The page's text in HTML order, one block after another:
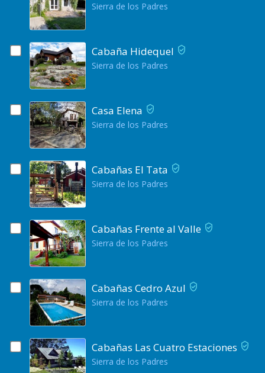
Sierra de los Padres
Cabaña Hidequel
Sierra de los Padres
Casa Elena
Sierra de los Padres
Cabañas El Tata
Sierra de los Padres
Cabañas Frente al Valle
Sierra de los Padres
Cabañas Cedro Azul
Sierra de los Padres
Cabañas Las Cuatro Estaciones
Sierra de los Padres